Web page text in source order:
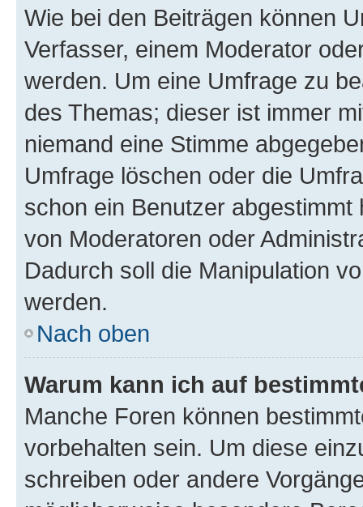
Wie bei den Beiträgen können
Verfasser, einem Moderator
werden. Um eine Umfrage zu
des Themas; dieser ist immer
niemand eine Stimme
Umfrage löschen oder die
schon ein Benutzer
von Moderatoren oder
Dadurch soll die Manipulation
werden.
Nach oben
Warum kann ich auf
Manche Foren können
vorbehalten sein. Um diese
schreiben oder andere